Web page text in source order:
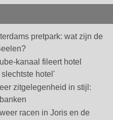
pretpark: wat zijn de
kanaal fileert hotel
hotel'
zitgelegenheid in stijl:
racen in Joris en de